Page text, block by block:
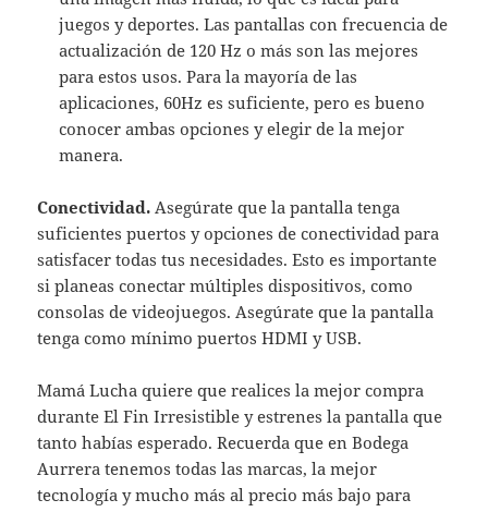
juegos y deportes. Las pantallas con frecuencia de
actualización de 120 Hz o más son las mejores
para estos usos. Para la mayoría de las
aplicaciones, 60Hz es suficiente, pero es bueno
conocer ambas opciones y elegir de la mejor
manera.
Conectividad. Asegúrate que la pantalla tenga
suficientes puertos y opciones de conectividad para
satisfacer todas tus necesidades. Esto es importante
si planeas conectar múltiples dispositivos, como
consolas de videojuegos. Asegúrate que la pantalla
tenga como mínimo puertos HDMI y USB.
Mamá Lucha quiere que realices la mejor compra
durante El Fin Irresistible y estrenes la pantalla que
tanto habías esperado. Recuerda que en Bodega
Aurrera tenemos todas las marcas, la mejor
tecnología y mucho más al precio más bajo para